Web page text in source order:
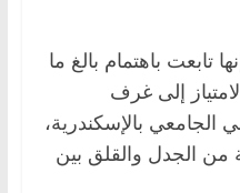
تابعت باهتمام بالغ ما
إلى غرف
بالإسكندرية،
الجدل والقلق بين